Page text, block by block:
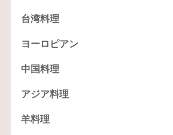
台湾料理
ヨーロピアン
中国料理
アジア料理
羊料理